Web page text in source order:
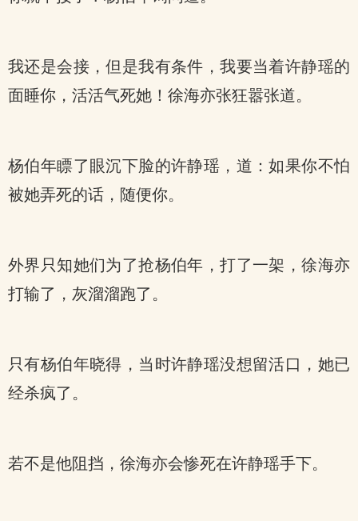
我还是会接，但是我有条件，我要当着许静瑶的
面睡你，活活气死她！徐海亦张狂嚣张道。
杨伯年瞟了眼沉下脸的许静瑶，道：如果你不怕
被她弄死的话，随便你。
外界只知她们为了抢杨伯年，打了一架，徐海亦
打输了，灰溜溜跑了。
只有杨伯年晓得，当时许静瑶没想留活口，她已
经杀疯了。
若不是他阻挡，徐海亦会惨死在许静瑶手下。